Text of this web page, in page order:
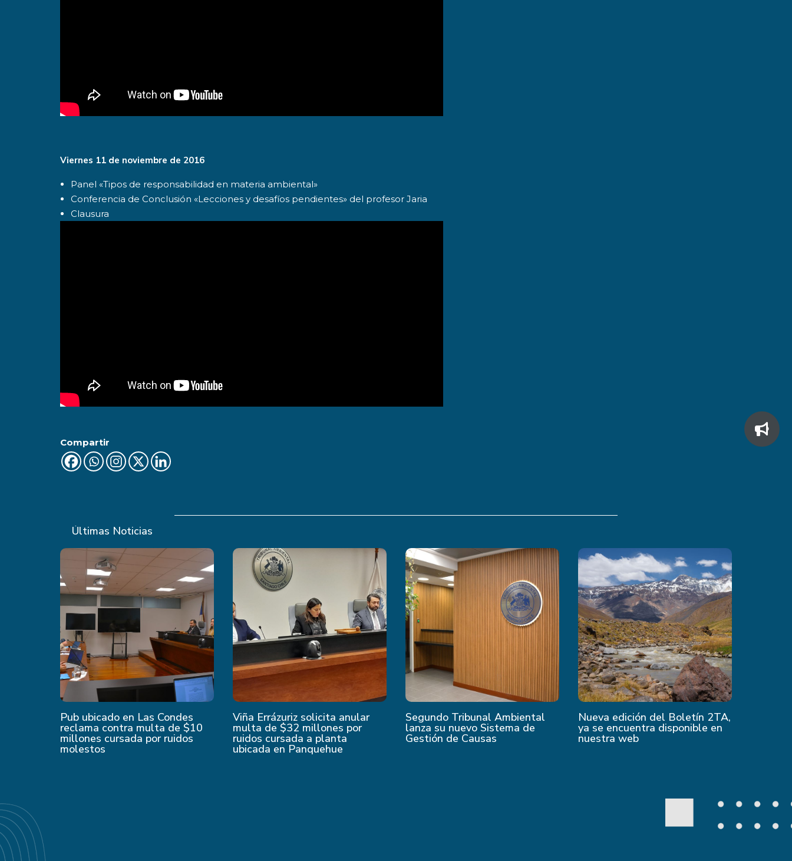
Viernes 11 de noviembre de 2016
Panel «Tipos de responsabilidad en materia ambiental»
Conferencia de Conclusión «Lecciones y desafíos pendientes» del profesor Jaria
Clausura
Compartir
Últimas Noticias
Pub ubicado en Las Condes
reclama contra multa de $10
millones cursada por ruidos
molestos
Viña Errázuriz solicita anular
multa de $32 millones por
ruidos cursada a planta
ubicada en Panquehue
Segundo Tribunal Ambiental
lanza su nuevo Sistema de
Gestión de Causas
Nueva edición del Boletín 2TA,
ya se encuentra disponible en
nuestra web